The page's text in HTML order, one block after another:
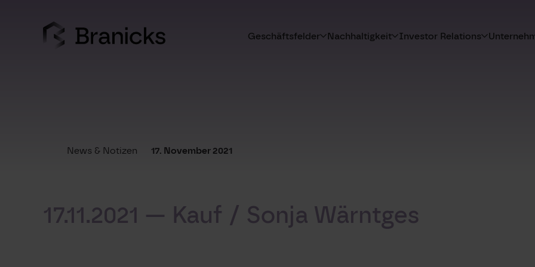
Geschäftsfelder Nachhaltigkeit Investor Relations
News & Notizen 17. November 2021
17.11.2021 — Kauf / Sonja Wärntges